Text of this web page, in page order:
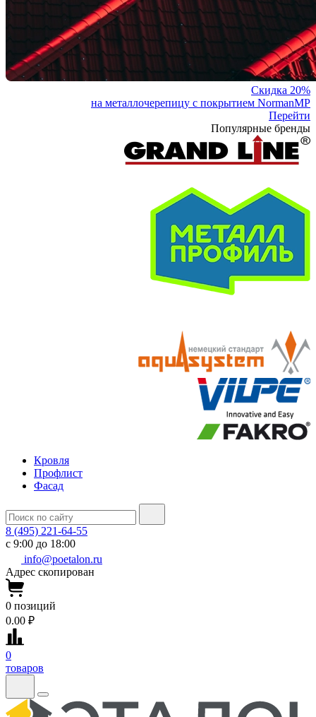
Скидка 20%
на металлочерепицу с покрытием NormanMP
Перейти
Популярные бренды
Кровля
Профлист
Фасад
8 (495) 221-64-55
с 9:00 до 18:00
info@poetalon.ru
Адрес скопирован
0 позиций
0.00 ₽
0
товаров